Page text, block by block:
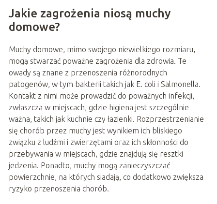
Jakie zagrożenia niosą muchy
domowe?
Muchy domowe, mimo swojego niewielkiego rozmiaru,
mogą stwarzać poważne zagrożenia dla zdrowia. Te
owady są znane z przenoszenia różnorodnych
patogenów, w tym bakterii takich jak E. coli i Salmonella.
Kontakt z nimi może prowadzić do poważnych infekcji,
zwłaszcza w miejscach, gdzie higiena jest szczególnie
ważna, takich jak kuchnie czy łazienki. Rozprzestrzenianie
się chorób przez muchy jest wynikiem ich bliskiego
związku z ludźmi i zwierzętami oraz ich skłonności do
przebywania w miejscach, gdzie znajdują się resztki
jedzenia. Ponadto, muchy mogą zanieczyszczać
powierzchnie, na których siadają, co dodatkowo zwiększa
ryzyko przenoszenia chorób.